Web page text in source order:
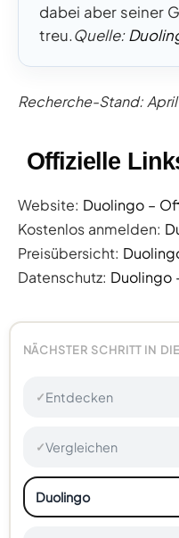
dabei aber seiner
treu.Quelle:
Recherche-Stand:
Offizielle
Website: Duolingo –
Kostenlos anmelden:
Preisübersicht:
Datenschutz: Duolingo
NÄCHSTER SCHRITT IN
✓Entdecken
✓Vergleichen
Duolingo